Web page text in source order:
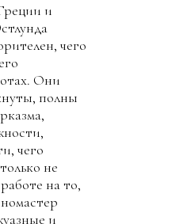
и
чего
Они
полны
чего
не
на то,
и